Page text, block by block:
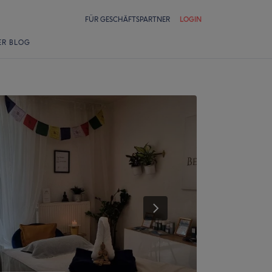
FÜR GESCHÄFTSPARTNER LOGIN
BLOG